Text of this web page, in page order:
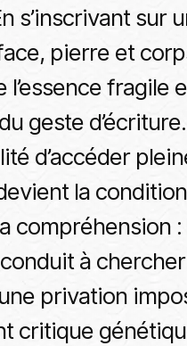
s’inscrivant sur
pierre et
l’essence fragile
geste d’écriture.
d’accéder
la condition
compréhension :
à
privation
critique